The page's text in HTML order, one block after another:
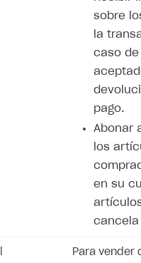
sobre
la
caso de
pago.
Abonar
los
en su
cancela
Para vender